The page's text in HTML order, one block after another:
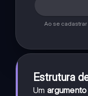
Ao se
Estrutura
Um argumento